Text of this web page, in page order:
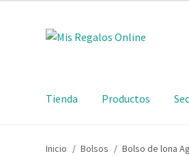
Tienda Productos
Inicio / Bolsos / Bolso de lona